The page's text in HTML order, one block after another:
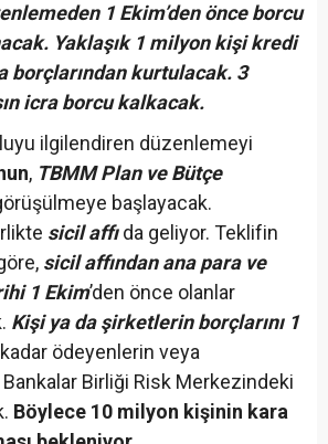
1 Ekim’den önce borcu
Yaklaşık 1 milyon kişi kredi
borçlarından kurtulacak. 3
icra borcu kalkacak.
ilgilendiren düzenlemeyi
, TBMM Plan ve Bütçe
başlayacak.
sicil affıda geliyor. Teklifin
sicil affından ana para ve
1 Ekim’den önce olanlar
Kişi ya da şirketlerin borçlarını 1
kadar ödeyenlerin veya
Bankalar Birliği Risk Merkezindeki
Böylece 10 milyon kişinin kara